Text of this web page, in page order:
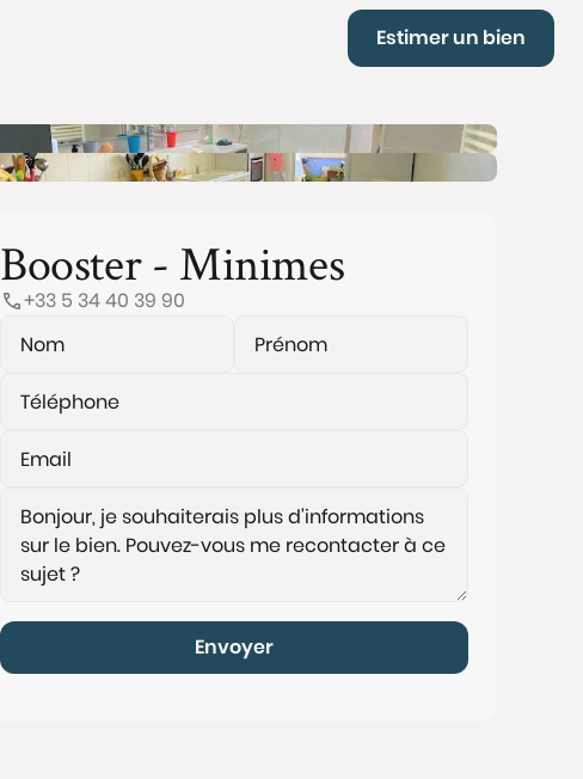
Estimer un bien
Booster - Minimes
+33 5 34 40 39 90
Envoyer